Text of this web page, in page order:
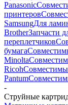
Panasonic
принтеров
SamsungДля
BrotherЗапчасти
переплетчиков
бумага
Minolta
Ricoh
Pantum
-
Струйные